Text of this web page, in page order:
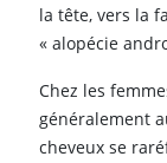
la tête, vers la
« alopécie
Chez les
généralement
cheveux se